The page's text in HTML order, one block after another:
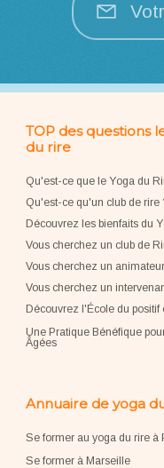
TOP des questions
du rire
Qu'est-ce que le Yoga du
Qu'est-ce qu'un club de rire
Découvrez les bienfaits du
Vous cherchez un club de
Vous cherchez un
Vous cherchez un
Découvrez l'École du positif
Une Pratique Bénéfique
Âgées
Annuaire de yoga
Se former au yoga du rire à
Se former à Marseille